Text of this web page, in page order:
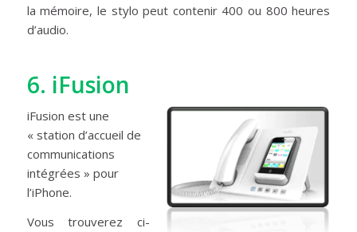
la mémoire, le stylo peut contenir 400 ou 800 heures
d’audio.
6. iFusion
iFusion est une
« station d’accueil de
communications
intégrées » pour
l’iPhone.
Vous trouverez ci-